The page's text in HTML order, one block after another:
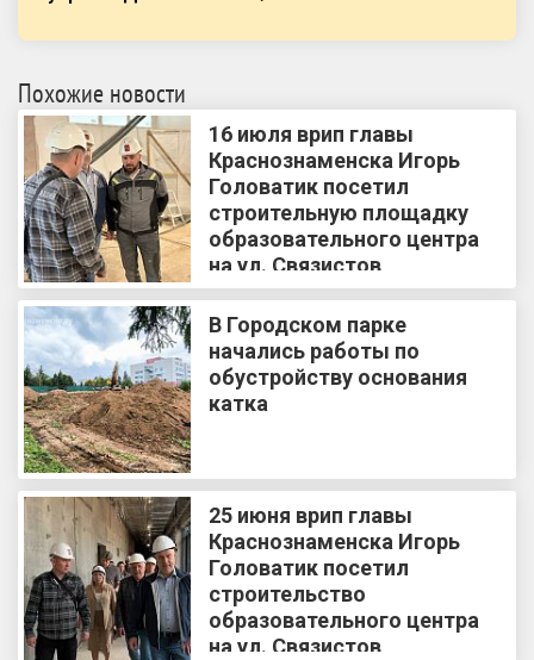
Похожие новости
16 июля врип главы
Краснознаменска Игорь
Головатик посетил
строительную площадку
образовательного центра
на ул. Связистов
В Городском парке
начались работы по
обустройству основания
катка
25 июня врип главы
Краснознаменска Игорь
Головатик посетил
строительство
образовательного центра
на ул. Связистов